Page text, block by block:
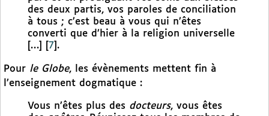
des deux partis, vos paroles de conciliation
à tous ; c’est beau à vous qui n’êtes
converti que d’hier à la religion universelle
[…]
7 .
Pour le Globe, les évènements mettent fin à
l’enseignement dogmatique :
Vous n’êtes plus des docteurs, vous êtes